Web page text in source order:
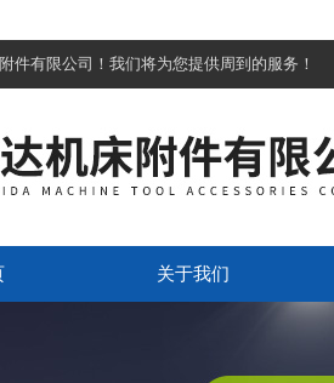
件有限公司！我们将为您提供周到的服务！
关于我们